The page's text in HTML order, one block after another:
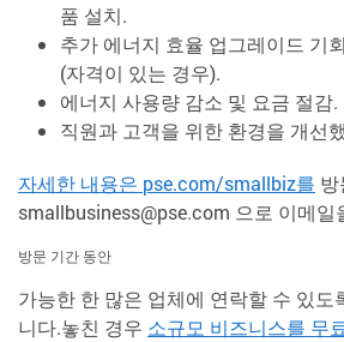
품 설치.
추가 에너지 효율 업그레이드 기
(자격이 있는 경우).
에너지 사용량 감소 및 요금 절감.
직원과 고객을 위한 환경을 개선
자세한 내용은 pse.com/smallbiz를
smallbusiness@pse.com 으로 이메일
방문 기간 동안
가능한 한 많은 업체에 연락할 수 있도
니다.놓친 경우 소규모 비즈니스를 무